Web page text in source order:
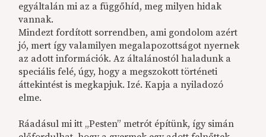
egyáltalán mi az a függőhíd, meg milyen hidak
vannak.
Mindezt fordított sorrendben, ami gondolom azért
jó, mert így valamilyen megalapozottságot nyernek
az adott információk. Az általánostól haladunk a
speciális felé, úgy, hogy a megszokott történeti
áttekintést is megkapjuk. Izé. Kapja a nyiladozó
elme.
Ráadásul mi itt „Pesten” metrót építünk, így simán